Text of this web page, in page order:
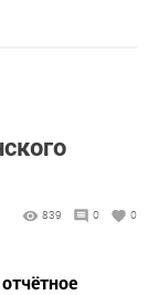
839 0 0